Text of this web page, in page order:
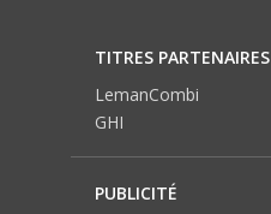
TITRES PARTENAIRES
LemanCombi
GHI
PUBLICITÉ